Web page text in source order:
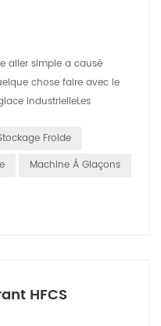
aller simple a causé
chose faire avec le
industrielleLes
Froide
Machine À Glaçons
HFCS